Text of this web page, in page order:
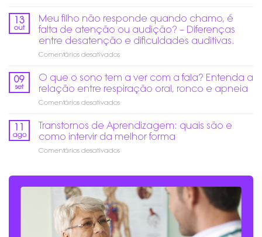
ano:
prevenir
danos
auditivos?
Inclusiva
de
verdade:
Mais
do
acesso,
garantir
participação,
e
pertencimento.
13
out
Meu filho não responde quando chamo, é
falta de atenção ou audição? – Diferenças
entre desatenção e dificuldades auditivas.
Comentários desativadosem
não
responde
quando
é
falta
atenção
Diferenças
entre
desatenção
e
dificuldades
09
set
O que o sono tem a ver com a fala? Entenda a
relação entre respiração oral, ronco e apneia
Comentários desativadosem
o
sono
tem
fala?
Entenda
a
relação
11
ago
Transtornos de Aprendizagem: quais são e
como intervir da melhor forma
Comentários desativadosem
quais
são
e
como
intervir